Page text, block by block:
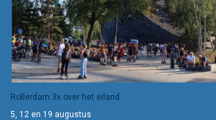
Rollerdam 3x over het eiland
5, 12 en 19 augustus